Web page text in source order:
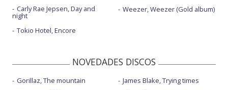
Carly Rae Jepsen, Day and
night
Tokio Hotel, Encore
Weezer, Weezer (Gold album)
NOVEDADES DISCOS
Gorillaz, The mountain
James Blake, Trying times